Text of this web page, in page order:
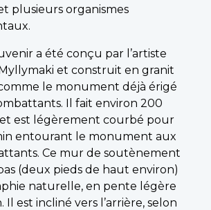
plusieurs organismes
a été conçu par l’artiste
et construit en granit
le monument déjà érigé
Il fait environ 200
est légèrement courbé pour
entourant le monument aux
Ce mur de soutènement
(deux pieds de haut environ)
naturelle, en pente légère
Il est incliné vers l’arrière, selon